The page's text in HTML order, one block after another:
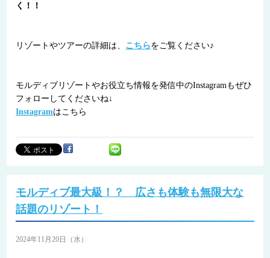
く！！
リゾートやツアーの詳細は、 こちらをご覧ください♪
モルディブリゾートやお役立ち情報を発信中のInstagramもぜひ
フォローしてくださいね↓
Instagramはこちら
モルディブ最大級！？ 広さも体験も無限大な
話題のリゾート！
2024年11月20日（水）